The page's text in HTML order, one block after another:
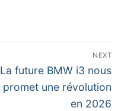
NEXT
Next
post:
La future BMW i3 nous
promet une révolution
en 2026